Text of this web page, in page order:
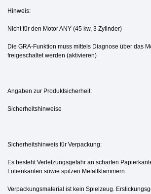
Hinweis:
Nicht für den Motor ANY (45 kw, 3 Zylinder)
Die GRA-Funktion muss mittels Diagnose über das
freigeschaltet werden (aktivieren)
Angaben zur Produktsicherheit:
Sicherheitshinweise
Sicherheitshinweis für Verpackung:
Es besteht Verletzungsgefahr an scharfen
Folienkanten sowie spitzen Metallklammern.
Verpackungsmaterial ist kein Spielzeug.